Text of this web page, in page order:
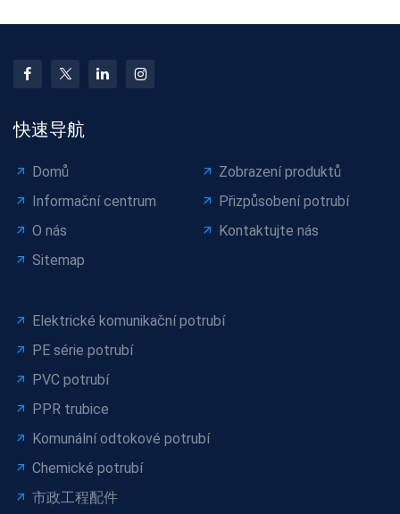
快速导航
Domů
Zobrazení produktů
Informační centrum
Přizpůsobení potrubí
O nás
Kontaktujte nás
Sitemap
Elektrické komunikační potrubí
PE série potrubí
PVC potrubí
PPR trubice
Komunální odtokové potrubí
Chemické potrubí
市政工程配件